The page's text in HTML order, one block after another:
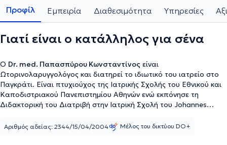
Προφίλ Εμπειρία Διαθεσιμότητα Υπηρεσίες
Γιατί είναι ο κατάλληλος για σένα
Ο Dr. med. Παπασπύρου Κωνσταντίνος είναι
Ωτορινολαρυγγολόγος και διατηρεί το ιδιωτικό του ιατρείο στο
Παγκράτι. Είναι πτυχιούχος της Ιατρικής Σχολής του Εθνικού και
Καποδιστριακού Πανεπιστημίου Αθηνών ενώ εκπόνησε τη
Διδακτορική του Διατριβή στην Ιατρική Σχολή του Johannes
Ωτορινολαρυγγολογία στην Πανεπιστημιακή ΩΡΛ Κλινική Mainz
Αριθμός αδείας: 2344/15/04/2004 Μέλος του δικτύου DO+